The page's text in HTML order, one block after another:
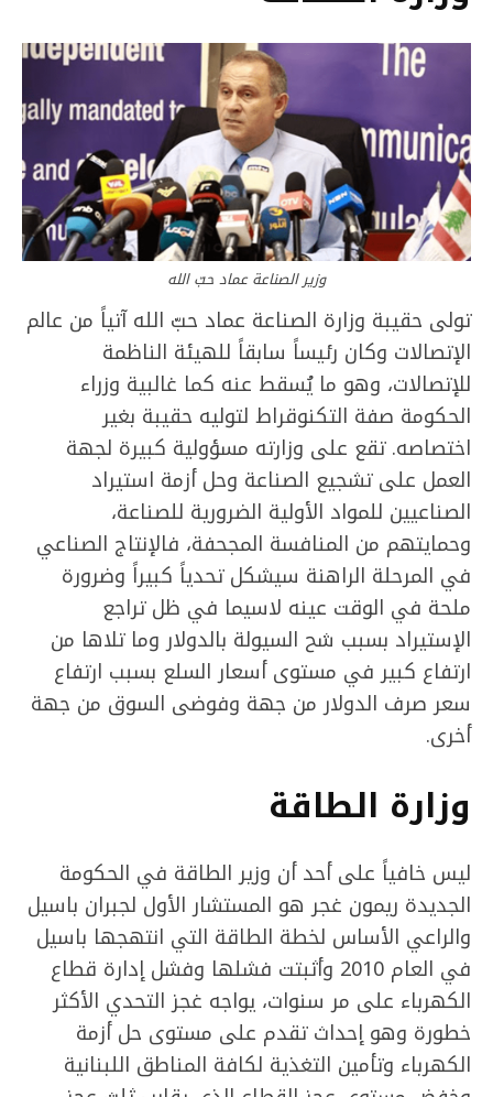
وزير الصناعة عماد حبّ الله
تولى حقيبة وزارة الصناعة عماد حبّ الله آتياً من عالم
الإتصالات وكان رئيساً سابقاً للهيئة الناظمة
للإتصالات، وهو ما يُسقط عنه كما غالبية وزراء
الحكومة صفة التكنوقراط لتوليه حقيبة بغير
اختصاصه. تقع على وزارته مسؤولية كبيرة لجهة
العمل على تشجيع الصناعة وحل أزمة استيراد
الصناعيين للمواد الأولية الضرورية للصناعة،
وحمايتهم من المنافسة المجحفة، فالإنتاج الصناعي
في المرحلة الراهنة سيشكل تحدياً كبيراً وضرورة
ملحة في الوقت عينه لاسيما في ظل تراجع
الإستيراد بسبب شح السيولة بالدولار وما تلاها من
ارتفاع كبير في مستوى أسعار السلع بسبب ارتفاع
سعر صرف الدولار من جهة وفوضى السوق من جهة
أخرى.
وزارة الطاقة
ليس خافياً على أحد أن وزير الطاقة في الحكومة
الجديدة ريمون غجر هو المستشار الأول لجبران باسيل
والراعي الأساس لخطة الطاقة التي انتهجها باسيل
في العام 2010 وأثبتت فشلها وفشل إدارة قطاع
الكهرباء على مر سنوات، يواجه غجز التحدي الأكثر
خطورة وهو إحداث تقدم على مستوى حل أزمة
الكهرباء وتأمين التغذية لكافة المناطق اللبنانية